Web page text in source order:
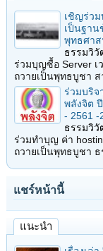
เชิญร่วม
เป็นฐาน
พุทธศา
ธรรมวิ
ร่วมบุญซื้อ Server เ
ถวายเป็นพุทธบูชา ส
ร่วมบริจ
พลังจิต
- 2561 -
ธรรมวิ
ร่วมทำบุญ ค่า
ถวายเป็นพุทธบูชา
แชร์หน้านี้
แนะนำ